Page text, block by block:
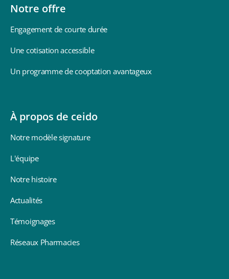
Notre offre
Engagement de courte durée
Une cotisation accessible
Un programme de cooptation avantageux
À propos de ceido
Notre modèle signature
L'équipe
Notre histoire
Actualités
Témoignages
Réseaux Pharmacies